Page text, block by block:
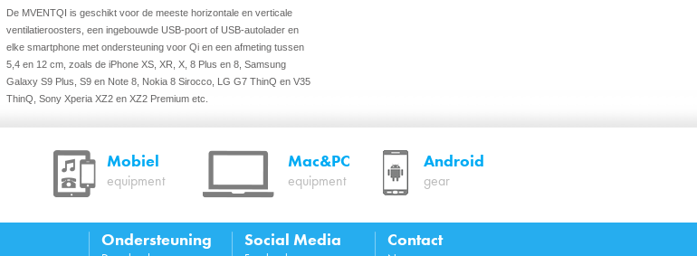
De MVENTQI is geschikt voor de meeste horizontale en verticale
ventilatieroosters, een ingebouwde USB-poort of USB-autolader en
elke smartphone met ondersteuning voor Qi en een afmeting tussen
5,4 en 12 cm, zoals de iPhone XS, XR, X, 8 Plus en 8, Samsung
Galaxy S9 Plus, S9 en Note 8, Nokia 8 Sirocco, LG G7 ThinQ en V35
ThinQ, Sony Xperia XZ2 en XZ2 Premium etc.
Geoptimaliseerd voor het draadloos laden van alle
smartphones met Qi en een breedte van 5,4 ~ 12,0 cm
Instelbare telefoonstabilisator aan de onderkant van de
houder om uw smartphone met Qi uit te lijnen met de
Tot 40% sneller laden dan met standaard draadloze Qi-laders
(alleen van toepassing op smartphones met ondersteuning
Mobiel
equipment
Mac&PC
equipment
Android
gear
Ondersteuning Social Media Contact